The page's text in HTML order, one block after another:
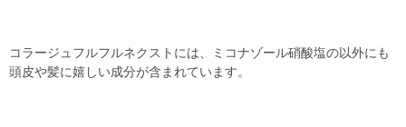
コラージュフルフルネクストには、ミコナゾール硝酸塩の以外にも
頭皮や髪に嬉しい成分が含まれています。